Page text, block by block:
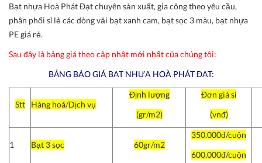
Bạt nhựa Hoà Phát Đạt chuyên sản xuất, gia công theo yêu cầu,
phân phối sỉ lẻ các dòng vải bạt xanh cam, bạt sọc 3 màu, bạt nhựa
PE giá rẻ.
Sau đây là bảng giá theo cập nhật mới nhất của chúng tôi:
BẢNG BÁO GIÁ BẠT NHỰA HOÀ PHÁT ĐẠT:
Stt Hàng hoá/Dịch vụ
Định lượng
(gr/m2)
Đơn giá sỉ
(vnđ)
1 Bạt 3 sọc 60gr/m2
350.000đ/cuộn
600.000đ/cuộn